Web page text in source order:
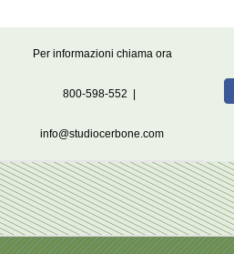
Per informazioni chiama ora
800-598-552
info@studiocerbone.com